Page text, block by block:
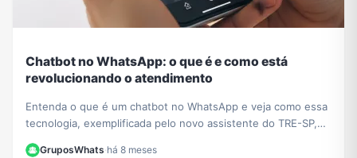
Chatbot no WhatsApp: o que é e como está
revolucionando o atendimento
Entenda o que é um chatbot no WhatsApp e veja como essa
tecnologia, exemplificada pelo novo assistente do TRE-SP,
GruposWhats·há 8 meses